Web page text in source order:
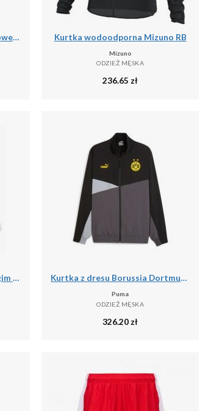
Skarpety rowerowe odblaskowe unisex antybakteryjne Kurtka wodoodporna Mizuno RB
Mizuno
ODZIEŻ MĘSKA
236.65zł
Męska Koszula Pilotka Z Długim Rękawem Kurtka z dresu Borussia Dortmund 2023/24
Puma
ODZIEŻ MĘSKA
326.20 zł